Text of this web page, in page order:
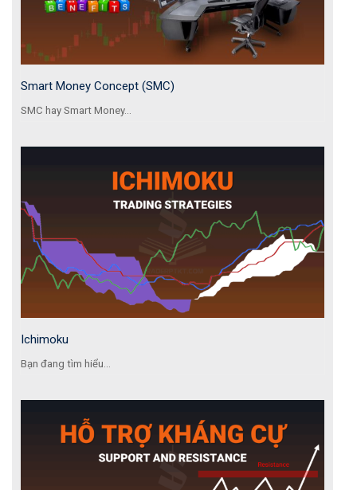
Smart Money Concept (SMC)
SMC hay Smart Money...
Ichimoku
Bạn đang tìm hiểu...